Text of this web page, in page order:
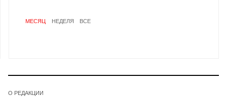
МЕСЯЦ НЕДЕЛЯ ВСЕ
О РЕДАКЦИИ